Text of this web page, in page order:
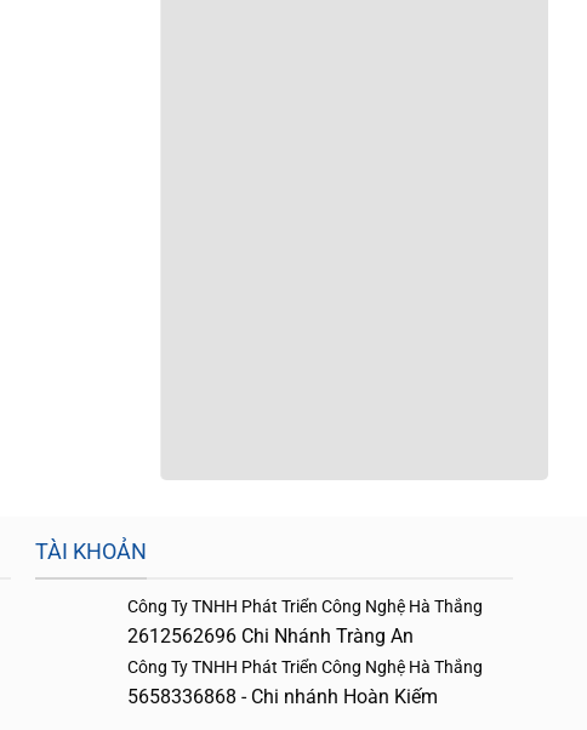
TÀI KHOẢN
Công Ty TNHH Phát Triển Công Nghệ Hà Thắng
2612562696 Chi Nhánh Tràng An
Công Ty TNHH Phát Triển Công Nghệ Hà Thắng
5658336868 - Chi nhánh Hoàn Kiếm